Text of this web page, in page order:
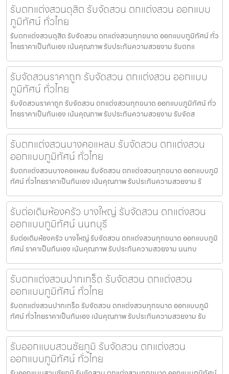
รับตกแต่งสวนดุสิต รับจัดสวน ตกแต่งสวน ออกแบบ
ภูมิทัศน์ ทั่วไทย
รับตกแต่งสวนดุสิต รับจัดสวน ตกแต่งสวนทุกขนาด ออกแบบภูมิทัศน์ ทั่ว
ไทยราคาเป็นกันเอง เน้นคุณภาพ รับประกันความสวยงาม รับตกแ
รับจัดสวนราคาถูก รับจัดสวน ตกแต่งสวน ออกแบบ
ภูมิทัศน์ ทั่วไทย
รับจัดสวนราคาถูก รับจัดสวน ตกแต่งสวนทุกขนาด ออกแบบภูมิทัศน์ ทั่ว
ไทยราคาเป็นกันเอง เน้นคุณภาพ รับประกันความสวยงาม รับจัดส
รับตกแต่งสวนบางคอแหลม รับจัดสวน ตกแต่งสวน
ออกแบบภูมิทัศน์ ทั่วไทย
รับตกแต่งสวนบางคอแหลม รับจัดสวน ตกแต่งสวนทุกขนาด ออกแบบภูมิ
ทัศน์ ทั่วไทยราคาเป็นกันเอง เน้นคุณภาพ รับประกันความสวยงาม รั
รับต่อเติมห้องครัว บางใหญ่ รับจัดสวน ตกแต่งสวน
ออกแบบภูมิทัศน์ นนทบุรี
รับต่อเติมห้องครัว บางใหญ่ รับจัดสวน ตกแต่งสวนทุกขนาด ออกแบบภูมิ
ทัศน์ ราคาเป็นกันเอง เน้นคุณภาพ รับประกันความสวยงาม นนทบ
รับตกแต่งสวนปากเกร็ด รับจัดสวน ตกแต่งสวน
ออกแบบภูมิทัศน์ ทั่วไทย
รับตกแต่งสวนปากเกร็ด รับจัดสวน ตกแต่งสวนทุกขนาด ออกแบบภูมิ
ทัศน์ ทั่วไทยราคาเป็นกันเอง เน้นคุณภาพ รับประกันความสวยงาม รับ
รับออกแบบสวนชัยภูมิ รับจัดสวน ตกแต่งสวน
ออกแบบภูมิทัศน์ ทั่วไทย